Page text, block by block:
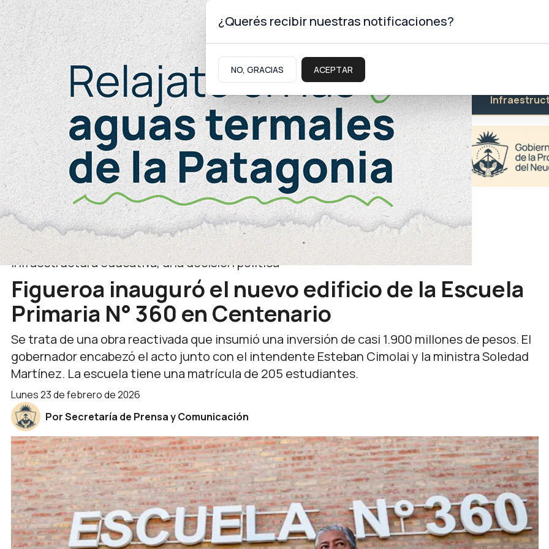
Domingo 9deAgostode 2026
Neuquinidad Gabinete Turismo Educación Salud
Educación
Infraestructura educativa, una decisión política
Figueroa inauguró el nuevo edificio de la Escuela
Primaria N° 360 en Centenario
Se trata de una obra reactivada que insumió una inversión de casi 1.900 millones de pesos. El
gobernador encabezó el acto junto con el intendente Esteban Cimolai y la ministra Soledad
Martínez. La escuela tiene una matrícula de 205 estudiantes.
lunes 23 de febrero de 2026
Por Secretaría de Prensa y Comunicación
¿Querés recibir nuestras notificaciones?
NO, GRACIAS ACEPTAR